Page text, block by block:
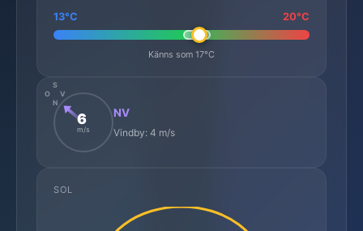
13°C 20°C
Känns som 17°C
N
S
O
V
6
m/s
NV
Vindby: 4 m/s
SOL